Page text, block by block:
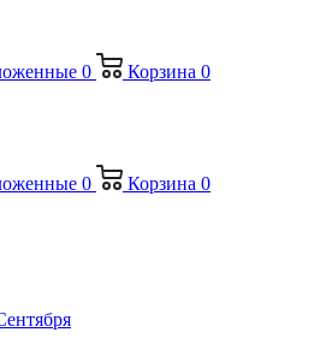
0 Корзина 0
0 Корзина 0